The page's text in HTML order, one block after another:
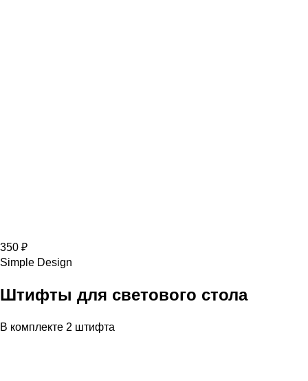
350 ₽
Simple Design
Штифты для светового стола
В комплекте 2 штифта